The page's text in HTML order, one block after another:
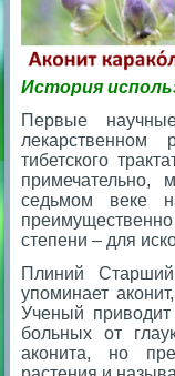
История
Первые
лекарственном
тибетского
седьмом веке
степени – для
Плиний
упоминает
Ученый
больных от
аконита, но